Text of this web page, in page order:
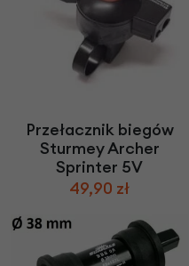
Przełacznik biegów
Sturmey Archer
Sprinter 5V
49,90 zł